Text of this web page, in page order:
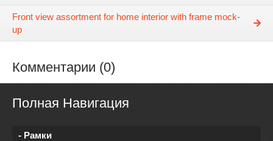
Front view assortment for home interior with frame mock-
up
Комментарии (0)
Полная Навигация
- Рамки